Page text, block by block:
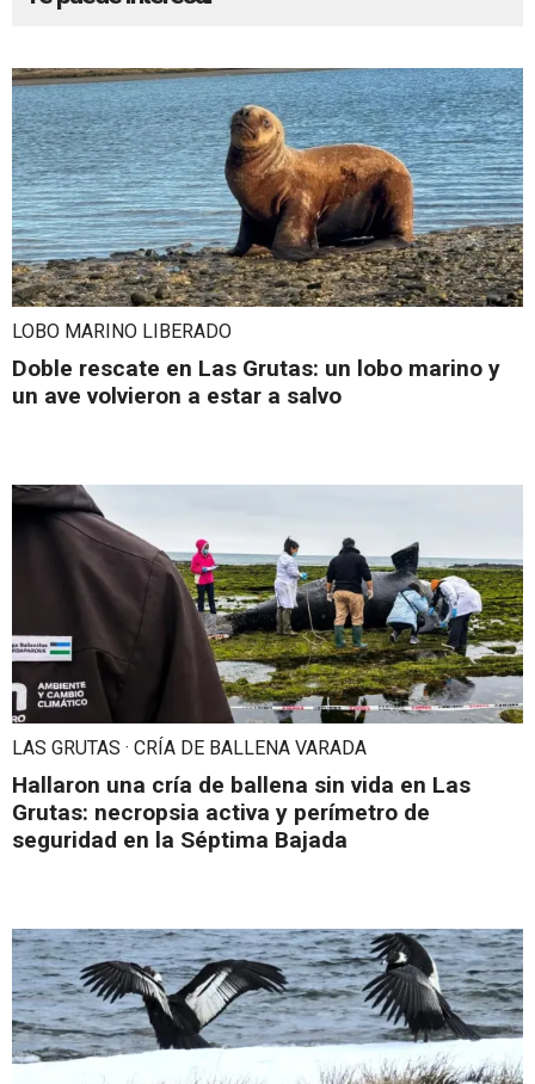
LOBO MARINO LIBERADO
Doble rescate en Las Grutas: un lobo marino y
un ave volvieron a estar a salvo
LAS GRUTAS · CRÍA DE BALLENA VARADA
Hallaron una cría de ballena sin vida en Las
Grutas: necropsia activa y perímetro de
seguridad en la Séptima Bajada